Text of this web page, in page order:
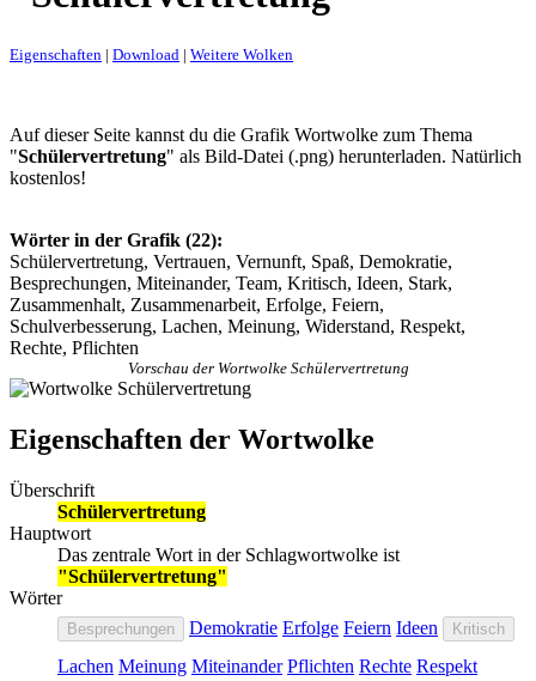
Eigenschaften | Download | Weitere Wolken
Auf dieser Seite kannst du die Grafik Wortwolke zum Thema
"Schülervertretung" als Bild-Datei (.png) herunterladen. Natürlich
kostenlos!
Wörter in der Grafik (22):
Schülervertretung, Vertrauen, Vernunft, Spaß, Demokratie,
Besprechungen, Miteinander, Team, Kritisch, Ideen, Stark,
Zusammenhalt, Zusammenarbeit, Erfolge, Feiern,
Schulverbesserung, Lachen, Meinung, Widerstand, Respekt,
Rechte, Pflichten
Vorschau der Wortwolke Schülervertretung
Eigenschaften der Wortwolke
Überschrift
Schülervertretung
Hauptwort
Das zentrale Wort in der Schlagwortwolke ist
"Schülervertretung"
Wörter
Besprechungen Demokratie Erfolge Feiern Ideen Kritisch
Lachen Meinung Miteinander Pflichten Rechte Respekt